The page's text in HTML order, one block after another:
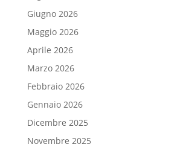
Giugno 2026
Maggio 2026
Aprile 2026
Marzo 2026
Febbraio 2026
Gennaio 2026
Dicembre 2025
Novembre 2025